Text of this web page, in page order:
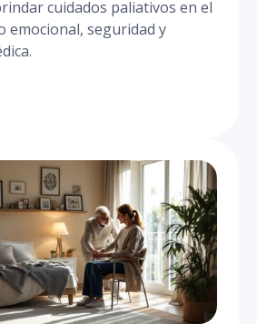
cuidados paliativos en el
emocional, seguridad y